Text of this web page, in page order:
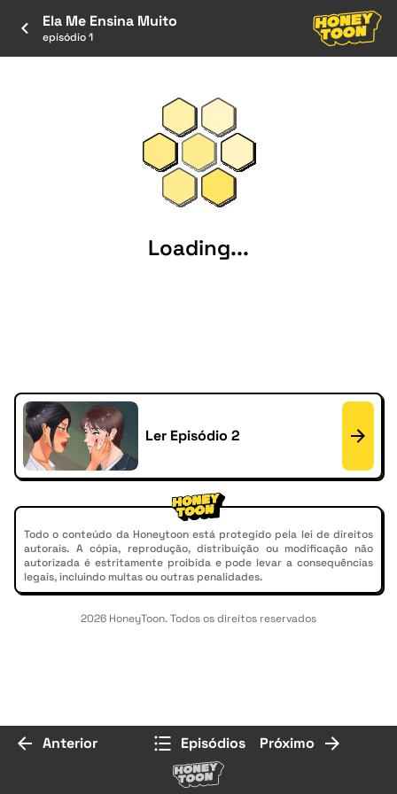
Ela Me Ensina Muito
episódio 1
Loading...
Ler Episódio 2
Todo o conteúdo da Honeytoon está protegido pela lei de direitos
autorais. A cópia, reprodução, distribuição ou modificação não
autorizada é estritamente proibida e pode levar a consequências
legais, incluindo multas ou outras penalidades.
2026 HoneyToon. Todos os direitos reservados
Anterior Episódios Próximo